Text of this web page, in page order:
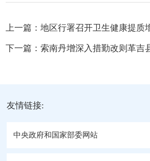
上一篇：
下一篇：索南丹增深入措勤改则革吉
友情链接:
中央政府和国家部委网站